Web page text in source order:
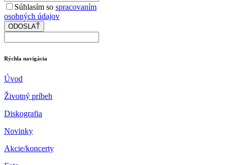
Súhlasím so spracovaním
osobných údajov
ODOSLAŤ
Rýchla navigácia
Úvod
Životný príbeh
Diskografia
Novinky
Akcie/koncerty